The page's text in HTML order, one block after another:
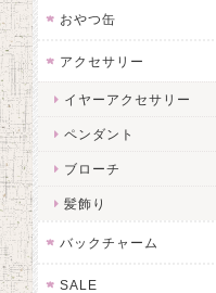
おやつ缶
アクセサリー
イヤーアクセサリー
ペンダント
ブローチ
髪飾り
バックチャーム
SALE